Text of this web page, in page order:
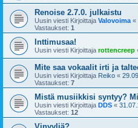
Renoise 2.7.0. julkaistu
Uusin viesti Kirjoittaja Valovoima «
Vastaukset: 1
Inttimusaa!
Uusin viesti Kirjoittaja rottencreep
Mite saa vokaalit irti ja
Uusin viesti Kirjoittaja Reiko «
Vastaukset: 7
Mistä musiikkisi syntyy?
Uusin viesti Kirjoittaja DDS «
Vastaukset: 12